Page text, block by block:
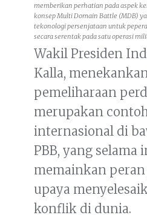
memberikan perhatian pada aspek
konsepMulti Domain Battle (MDB)
tekonologi persenjataan untuk
secara serentak pada satu operasi
Wakil Presiden
Kalla,
pemeliharaan
merupakan
internasional di
PBB, yang selama
memainkan
upaya
konflik di dunia.